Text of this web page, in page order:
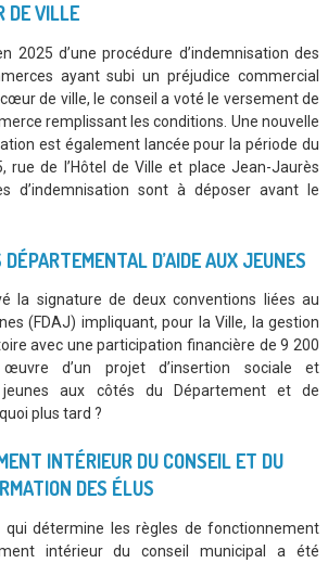
DE VILLE
2025 d’une procédure d’indemnisation des
ayant subi un préjudice commercial
de ville, le conseil a voté le versement de
remplissant les conditions. Une nouvelle
est également lancée pour la période du
rue de l’Hôtel de Ville et place Jean-Jaurès
d’indemnisation sont à déposer avant le
D’AIDE AUX JEUNES
la signature de deux conventions liées au
(FDAJ) impliquant, pour la Ville, la gestion
avec une participation financière de 9 200
d’un projet d’insertion sociale et
jeunes aux côtés du Département et de
plus tard ?
INTÉRIEUR DU CONSEIL ET DU
DES ÉLUS
qui détermine les règles de fonctionnement
intérieur du conseil municipal a été